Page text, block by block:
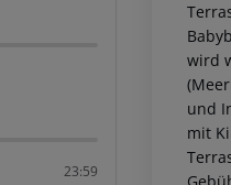
23:59
wird
und
mit